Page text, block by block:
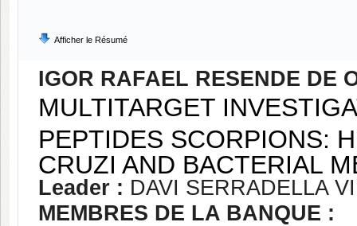
Afficher le Résumé
IGOR RAFAEL RESENDE DE
MULTITARGET
PEPTIDES SCORPIONS:
CRUZI AND BACTERIAL
Leader : DAVI SERRADELLA
MEMBRES DE LA BANQUE :